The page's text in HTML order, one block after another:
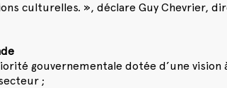
culturelles. », déclare Guy Chevrier,
gouvernementale dotée d’une
;